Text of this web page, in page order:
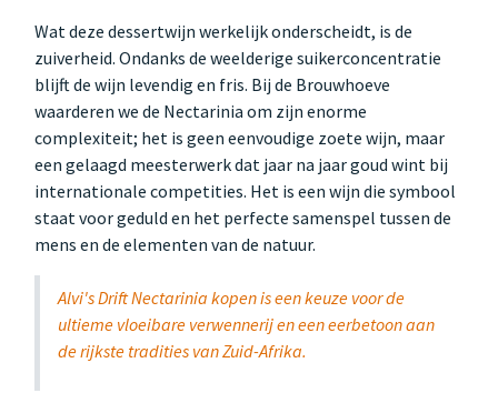
Wat deze dessertwijn werkelijk onderscheidt, is de
zuiverheid. Ondanks de weelderige suikerconcentratie
blijft de wijn levendig en fris. Bij de Brouwhoeve
waarderen we de Nectarinia om zijn enorme
complexiteit; het is geen eenvoudige zoete wijn, maar
een gelaagd meesterwerk dat jaar na jaar goud wint bij
internationale competities. Het is een wijn die symbool
staat voor geduld en het perfecte samenspel tussen de
mens en de elementen van de natuur.
Alvi's Drift Nectarinia kopen is een keuze voor de
ultieme vloeibare verwennerij en een eerbetoon aan
de rijkste tradities van Zuid-Afrika.